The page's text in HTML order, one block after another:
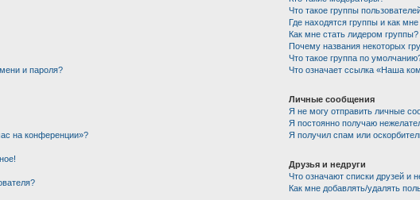
и пароля?
на конференции»?
Что такое группы
Где находятся группы и как
Как мне стать лидером группы?
Почему названия некоторых
Что такое группа по
Что означает ссылка «Наша
Личные сообщения
Я не могу отправить личные
Я постоянно получаю
Я получил спам или
Друзья и недруги
Что означают списки друзей и
Как мне добавлять/удалять